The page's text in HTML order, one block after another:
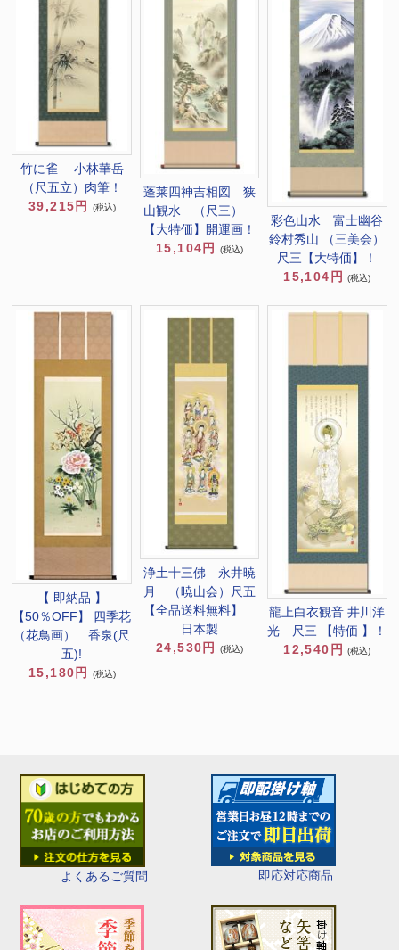
よくあるご質問 即応対応商品
竹に雀 小林華岳
（尺五立）肉筆！
39,215円
(税込)
蓬莱四神吉相図 狭
山観水 （尺三）
【大特価】開運画！
15,104円
(税込)
彩色山水 富士幽谷
鈴村秀山 （三美会）
尺三【大特価】！
15,104円
(税込)
【 即納品 】
【50％OFF】 四季花
（花鳥画） 香泉(尺
五)!
15,180円
(税込)
浄土十三佛 永井暁
月 （暁山会）尺五
【全品送料無料】
日本製
24,530円
(税込)
龍上白衣観音 井川洋
光 尺三 【特価 】！
12,540円
(税込)